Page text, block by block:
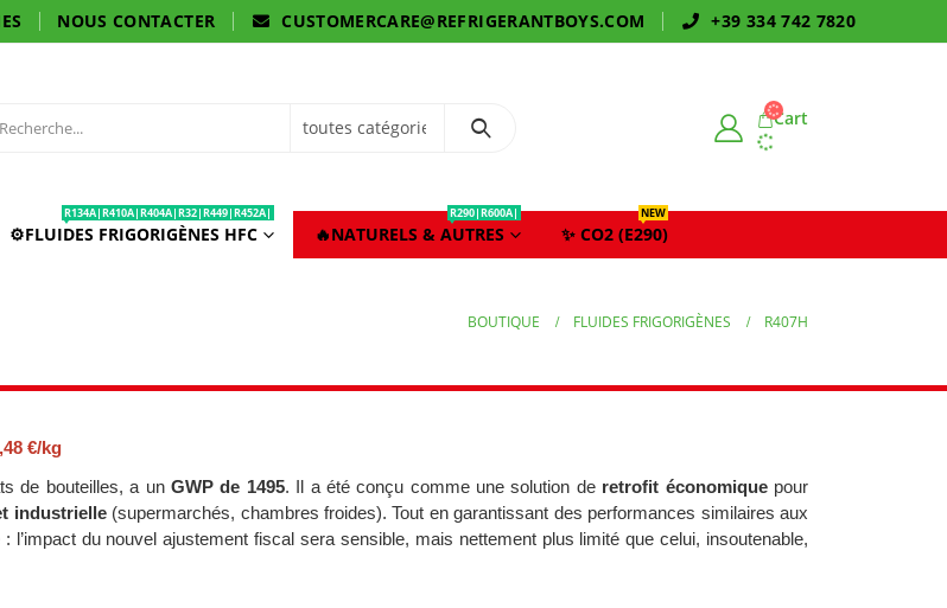
NOUS CONTACTER CUSTOMERCARE@REFRIGERANTBOYS.COM +39 334 742 7820
Cart
⚙️FLUIDES FRIGORIGÈNES HFC
R134A|R410A|R404A|R32|R449|R452A|
🔥NATURELS & AUTRES
R290|R600A|
✨ CO2 (E290)
NEW
BOUTIQUE FLUIDES FRIGORIGÈNES R407H
€/kg
de bouteilles, a unGWP de 1495. Il a été conçu comme une solution de retrofit économiquepour
industrielle(supermarchés, chambres froides). Tout en garantissant des performances similaires aux
du nouvel ajustement fiscal sera sensible, mais nettement plus limité que celui, insoutenable,